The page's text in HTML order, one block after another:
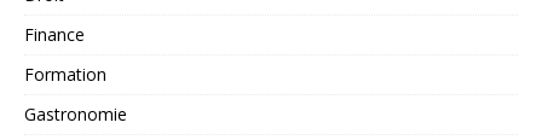
Finance
Formation
Gastronomie